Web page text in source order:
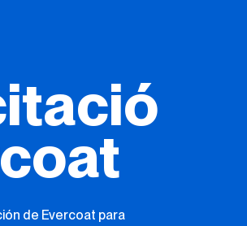
de Evercoat para